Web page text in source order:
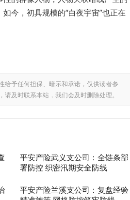
今，初具规模的“白夜宇宙”也正在
给予任何担保、暗示和承诺，仅供读者参
及时联系本站，我们会及时删除处理。
平安产险武义支公司：全链条部
署防控 织密汛期安全防线
平安产险兰溪支公司：复盘经验